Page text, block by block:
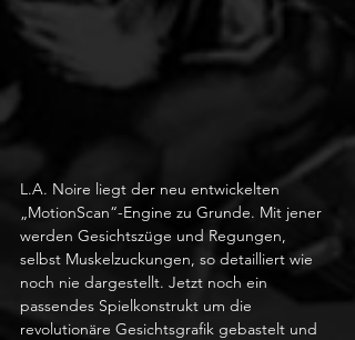
L.A. Noire liegt der neu entwickelten
„MotionScan“-Engine zu Grunde. Mit jener
werden Gesichtszüge und Regungen,
selbst Muskelzuckungen, so detailliert wie
noch nie dargestellt. Jetzt noch ein
passendes Spielkonstrukt um die
revolutionäre Gesichtsgrafik gebastelt und